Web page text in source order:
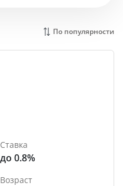
По популярности
Ставка
до 0.8%
Возраст